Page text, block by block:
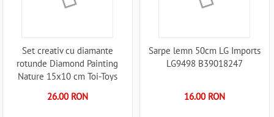
Set creativ cu diamante
rotunde Diamond Painting
Nature 15x10 cm Toi-Toys
26.00 RON
Sarpe lemn 50cm LG Imports
LG9498 B39018247
16.00 RON